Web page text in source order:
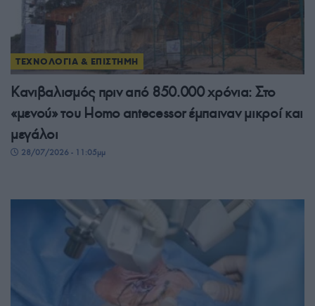
ΤΕΧΝΟΛΟΓΙΑ & ΕΠΙΣΤΗΜΗ
Κανιβαλισμός πριν από 850.000 χρόνια: Στο
«μενού» του Homo antecessor έμπαιναν μικροί και
μεγάλοι
28/07/2026 - 11:05μμ